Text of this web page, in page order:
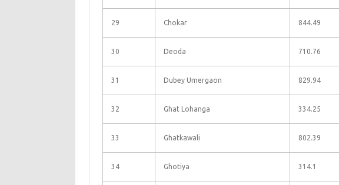
29 Chokar 844.49
30 Deoda 710.76
31 Dubey Umergaon 829.94
32 Ghat Lohanga 334.25
33 Ghatkawali 802.39
34 Ghotiya 314.1